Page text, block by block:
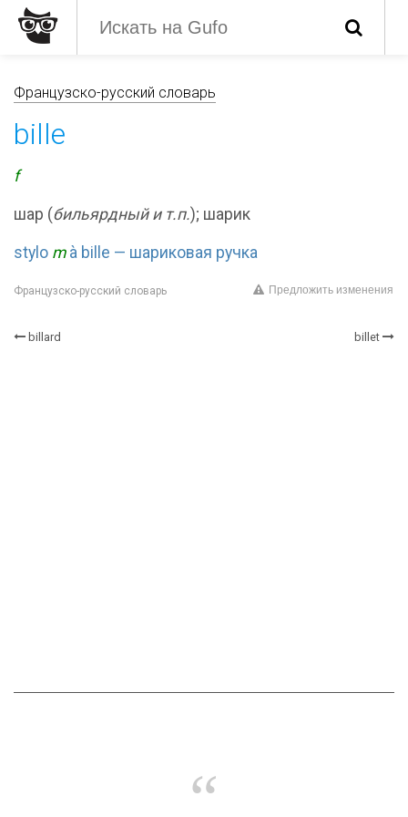
Французско-русский словарь
bille
f
шар (бильярдный и т.п.); шарик
stylo mà bille — шариковая ручка
Французско-русский словарь Предложить изменения
billard billet